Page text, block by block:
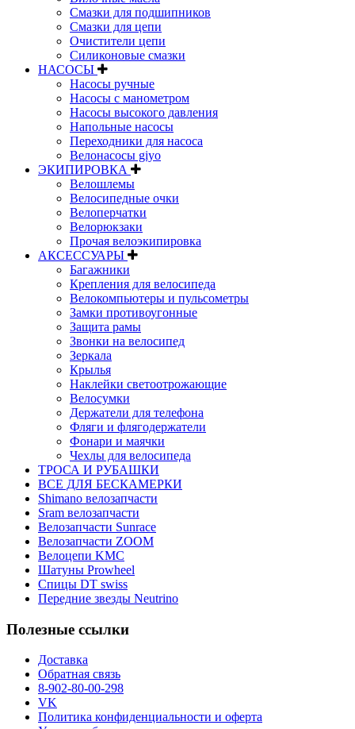
Смазки для подшипников
Смазки для цепи
Очистители цепи
Силиконовые смазки
НАСОСЫ
Насосы ручные
Насосы с манометром
Насосы высокого давления
Напольные насосы
Переходники для насоса
Велонасосы giyo
ЭКИПИРОВКА
Велошлемы
Велосипедные очки
Велоперчатки
Велорюкзаки
Прочая велоэкипировка
АКСЕССУАРЫ
Багажники
Крепления для велосипеда
Велокомпьютеры и пульсометры
Замки противоугонные
Защита рамы
Звонки на велосипед
Зеркала
Крылья
Наклейки светоотрожающие
Велосумки
Держатели для телефона
Фляги и флягодержатели
Фонари и маячки
Чехлы для велосипеда
ТРОСА И РУБАШКИ
ВСЕ ДЛЯ БЕСКАМЕРКИ
Shimano велозапчасти
Sram велозапчасти
Велозапчасти Sunrace
Велозапчасти ZOOM
Велоцепи KMC
Шатуны Prowheel
Спицы DT swiss
Передние звезды Neutrino
Полезные ссылки
Доставка
Обратная связь
8-902-80-00-298
VK
Политика конфиденциальности и оферта